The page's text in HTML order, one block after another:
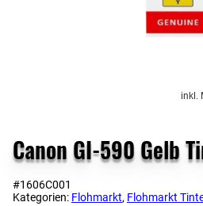
inkl.
Canon GI-590 Gelb
#1606C001
Kategorien: Flohmarkt, Flohmarkt